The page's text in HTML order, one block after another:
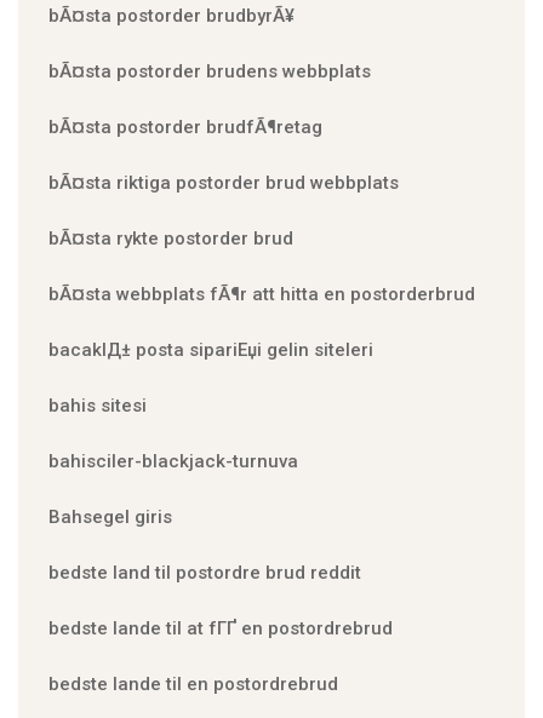
bÃ¤sta postorder brudbyrÃ¥
bÃ¤sta postorder brudens webbplats
bÃ¤sta postorder brudfÃ¶retag
bÃ¤sta riktiga postorder brud webbplats
bÃ¤sta rykte postorder brud
bÃ¤sta webbplats fÃ¶r att hitta en postorderbrud
bacaklД± posta sipariЕџi gelin siteleri
bahis sitesi
bahisciler-blackjack-turnuva
Bahsegel giris
bedste land til postordre brud reddit
bedste lande til at fГҐ en postordrebrud
bedste lande til en postordrebrud